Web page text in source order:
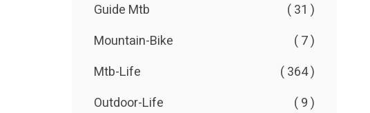
Guide Mtb
( 31 )
Mountain-Bike
( 7 )
Mtb-Life
( 364 )
Outdoor-Life
( 9 )